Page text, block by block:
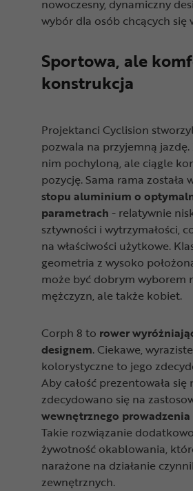
nowoczesny, dynamiczny
wybór dla osób chcących się
Sportowa, ale
konstrukcja
Projektanci Cyclision
pozwala na przyjemną
nim pochyloną, ale ciągle
pozycję. Sama rama została
stopu aluminium o
parametrach - relatywnie
sztywności i wytrzymałości,
na właściwości użytkowe.
geometria z wysoko
może być dobrym wyborem
mężczyzn, ale także kobiet.
Corph 8 to rower
designem. Ciekawe,
kolorystyczne to jego
Aby całość prezentowała
zdecydowano się na
wewnętrznego
Takie rozwiązanie
żywotność okablowania,
narażone na działanie
zewnętrznych.